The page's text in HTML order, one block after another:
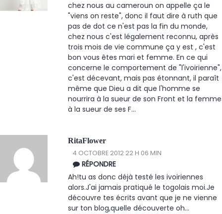
chez nous au cameroun on appelle ça le
"viens on reste", donc il faut dire à ruth que
pas de dot ce n'est pas la fin du monde,
chez nous c'est légalement reconnu, après
trois mois de vie commune ça y est , c'est
bon vous êtes mari et femme. En ce qui
concerne le comportement de "l'ivoirienne",
c'est décevant, mais pas étonnant, il paraît
même que Dieu a dit que l'homme se
nourrira à la sueur de son Front et la femme
à la sueur de ses F...
RitaFlower
4 OCTOBRE 2012 22 H 06 MIN
RÉPONDRE
Ah!tu as donc déjà testé les ivoiriennes
alors.J'ai jamais pratiqué le togolais moi.Je
découvre tes écrits avant que je ne vienne
sur ton blog,quelle découverte oh...